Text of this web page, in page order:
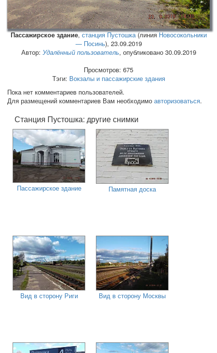
Пассажирское здание,станция Пустошка (линияНовосокольники
— Посинь), 23.09.2019
Автор: Удалённый пользователь, опубликовано 30.09.2019
Просмотров: 675
Тэги: Вокзалы и пассажирские здания
Пока нет комментариев пользователей.
Для размещений комментариев Вам необходимо авторизоваться.
Станция Пустошка: другие снимки
Пассажирское здание Памятная доска
Вид в сторону Риги Вид в сторону Москвы